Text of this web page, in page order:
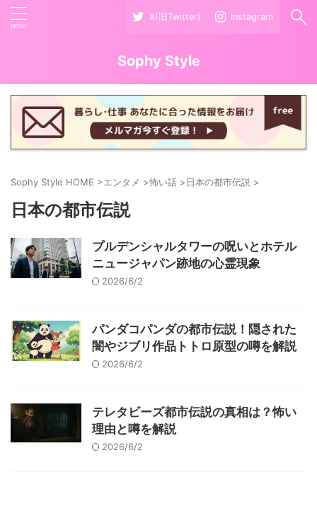
X(旧Twitter) Instagram
Sophy Style
Sophy Style HOME >エンタメ >怖い話 >日本の都市伝説 >
日本の都市伝説
プルデンシャルタワーの呪いとホテル
ニュージャパン跡地の心霊現象
2026/6/2
パンダコパンダの都市伝説！隠された
闇やジブリ作品トトロ原型の噂を解説
2026/6/2
テレタビーズ都市伝説の真相は？怖い
理由と噂を解説
2026/6/2